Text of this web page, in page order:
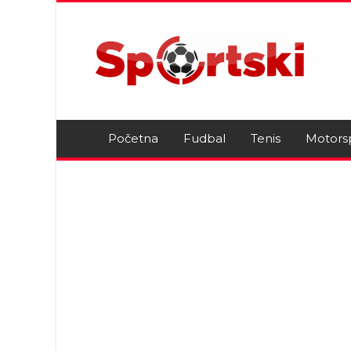
Početna Fudbal Tenis